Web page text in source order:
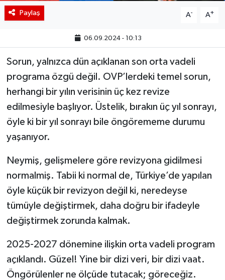
Paylaş A- A+
06.09.2024 - 10:13
Sorun, yalnızca dün açıklanan son orta vadeli
programa özgü değil. OVP’lerdeki temel sorun,
herhangi bir yılın verisinin üç kez revize
edilmesiyle başlıyor. Üstelik, bırakın üç yıl sonrayı,
öyle ki bir yıl sonrayı bile öngörememe durumu
yaşanıyor.
Neymiş, gelişmelere göre revizyona gidilmesi
normalmiş. Tabii ki normal de, Türkiye’de yapılan
öyle küçük bir revizyon değil ki, neredeyse
tümüyle değiştirmek, daha doğru bir ifadeyle
değiştirmek zorunda kalmak.
2025-2027 dönemine ilişkin orta vadeli program
açıklandı. Güzel! Yine bir dizi veri, bir dizi vaat.
Öngörülenler ne ölçüde tutacak; göreceğiz.
Hakkımızda